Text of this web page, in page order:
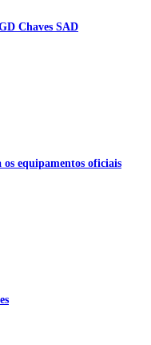
Chaves SAD
os equipamentos oficiais